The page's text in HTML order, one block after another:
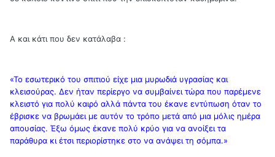
Α και κάτι που δεν κατάλαβα :
«Το εσωτερικό του σπιτιού είχε μια μυρωδιά υγρασίας και
κλεισούρας. Δεν ήταν περίεργο να συμβαίνει τώρα που παρέμενε
κλειστό για πολύ καιρό αλλά πάντα του έκανε εντύπωση όταν το
έβρισκε να βρωμάει με αυτόν το τρόπο μετά από μια μόλις ημέρα
απουσίας. Έξω όμως έκανε πολύ κρύο για να ανοίξει τα
παράθυρα κι έτσι περιορίστηκε στο να ανάψει τη σόμπα.»